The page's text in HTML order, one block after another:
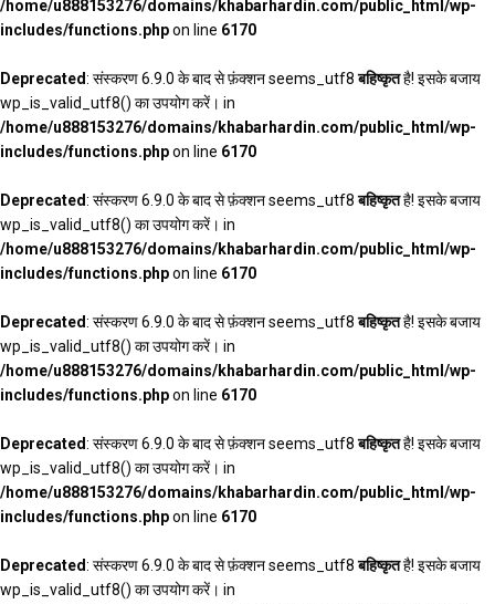
/home/u888153276/domains/khabarhardin.com/public_html/wp-
includes/functions.phpon line 6170
Deprecated: संस्करण 6.9.0 के बाद से फ़ंक्शन seems_utf8बहिष्कृतहै! इसके बजाय
wp_is_valid_utf8() का उपयोग करें। in
/home/u888153276/domains/khabarhardin.com/public_html/wp-
includes/functions.phpon line 6170
Deprecated: संस्करण 6.9.0 के बाद से फ़ंक्शन seems_utf8बहिष्कृतहै! इसके बजाय
wp_is_valid_utf8() का उपयोग करें। in
/home/u888153276/domains/khabarhardin.com/public_html/wp-
includes/functions.phpon line 6170
Deprecated: संस्करण 6.9.0 के बाद से फ़ंक्शन seems_utf8बहिष्कृतहै! इसके बजाय
wp_is_valid_utf8() का उपयोग करें। in
/home/u888153276/domains/khabarhardin.com/public_html/wp-
includes/functions.phpon line 6170
Deprecated: संस्करण 6.9.0 के बाद से फ़ंक्शन seems_utf8बहिष्कृतहै! इसके बजाय
wp_is_valid_utf8() का उपयोग करें। in
/home/u888153276/domains/khabarhardin.com/public_html/wp-
includes/functions.phpon line 6170
Deprecated: संस्करण 6.9.0 के बाद से फ़ंक्शन seems_utf8बहिष्कृतहै! इसके बजाय
wp_is_valid_utf8() का उपयोग करें। in